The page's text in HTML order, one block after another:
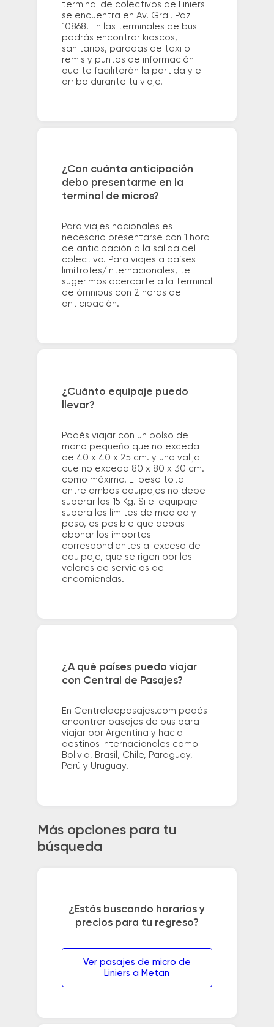
terminal de colectivos de Liniers
se encuentra en Av. Gral. Paz
10868. En las terminales de bus
podrás encontrar kioscos,
sanitarios, paradas de taxi o
remis y puntos de información
que te facilitarán la partida y el
arribo durante tu viaje.
¿Con cuánta anticipación
debo presentarme en la
terminal de micros?
Para viajes nacionales es
necesario presentarse con 1 hora
de anticipación a la salida del
colectivo. Para viajes a países
limítrofes/internacionales, te
sugerimos acercarte a la terminal
de ómnibus con 2 horas de
anticipación.
¿Cuánto equipaje puedo
llevar?
Podés viajar con un bolso de
mano pequeño que no exceda
de 40 x 40 x 25 cm. y una valija
que no exceda 80 x 80 x 30 cm.
como máximo. El peso total
entre ambos equipajes no debe
superar los 15 Kg. Si el equipaje
supera los límites de medida y
peso, es posible que debas
abonar los importes
correspondientes al exceso de
equipaje, que se rigen por los
valores de servicios de
encomiendas.
¿A qué países puedo viajar
con Central de Pasajes?
En Centraldepasajes.com podés
encontrar pasajes de bus para
viajar por Argentina y hacia
destinos internacionales como
Bolivia, Brasil, Chile, Paraguay,
Perú y Uruguay.
Más opciones para tu
búsqueda
¿Estás buscando horarios y
precios para tu regreso?
Ver pasajes de micro de
Liniers a Metan